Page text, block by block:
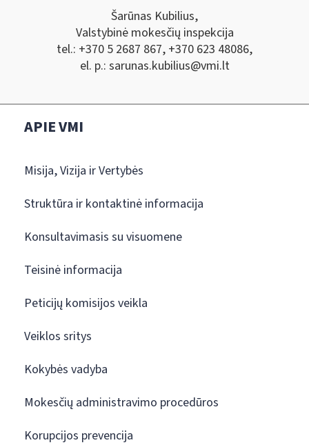
Šarūnas Kubilius,
Valstybinė mokesčių inspekcija
tel.: +370 5 2687 867, +370 623 48086,
el. p.: sarunas.kubilius@vmi.lt
APIE VMI
Misija, Vizija ir Vertybės
Struktūra ir kontaktinė informacija
Konsultavimasis su visuomene
Teisinė informacija
Peticijų komisijos veikla
Veiklos sritys
Kokybės vadyba
Mokesčių administravimo procedūros
Korupcijos prevencija